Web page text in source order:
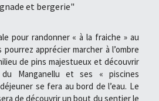
et bergerie"
pour randonner « à la fraiche » au
apprécier marcher à l’ombre
de pins majestueux et découvrir
Manganellu et ses « piscines
se fera au bord de l’eau. Le
de découvrir un bout du sentier le